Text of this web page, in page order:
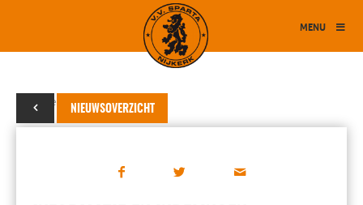
MENU
NIEUWSOVERZICHT
20 december 2023